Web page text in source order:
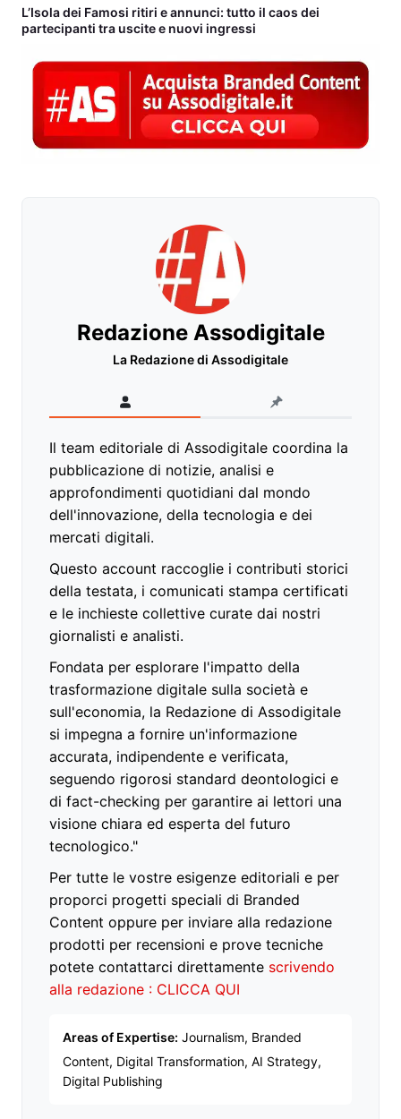
L’Isola dei Famosi ritiri e annunci: tutto il caos dei
partecipanti tra uscite e nuovi ingressi
Redazione Assodigitale
La Redazione di Assodigitale
Il team editoriale di Assodigitale coordina la
pubblicazione di notizie, analisi e
approfondimenti quotidiani dal mondo
dell'innovazione, della tecnologia e dei
mercati digitali.
Questo account raccoglie i contributi storici
della testata, i comunicati stampa certificati
e le inchieste collettive curate dai nostri
giornalisti e analisti.
Fondata per esplorare l'impatto della
trasformazione digitale sulla società e
sull'economia, la Redazione di Assodigitale
si impegna a fornire un'informazione
accurata, indipendente e verificata,
seguendo rigorosi standard deontologici e
di fact-checking per garantire ai lettori una
visione chiara ed esperta del futuro
tecnologico."
Per tutte le vostre esigenze editoriali e per
proporci progetti speciali di Branded
Content oppure per inviare alla redazione
prodotti per recensioni e prove tecniche
potete contattarci direttamente scrivendo
alla redazione : CLICCA QUI
Areas of Expertise: Journalism, Branded
Content, Digital Transformation, AI Strategy,
Digital Publishing